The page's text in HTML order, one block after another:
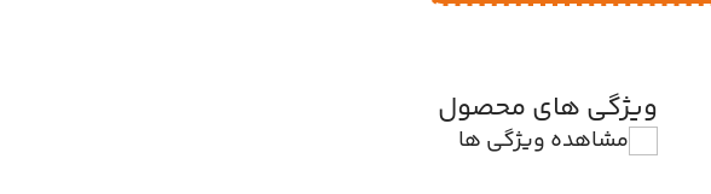
ویژگی های محصول
مشاهده ویژگی ها